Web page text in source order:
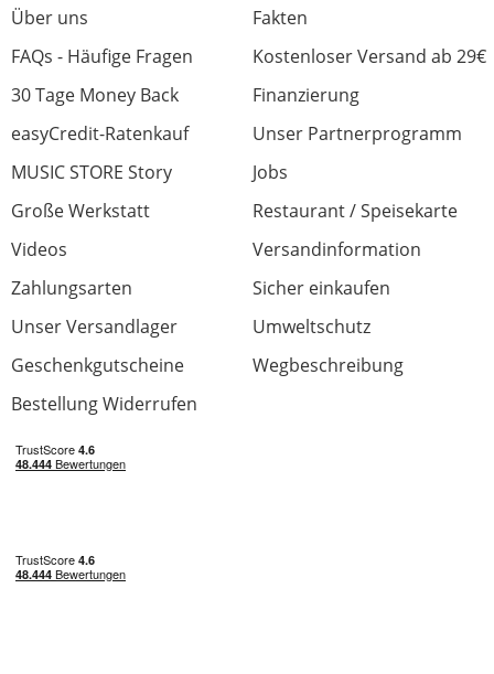
Über uns
Fakten
FAQs - Häufige Fragen
Kostenloser Versand ab 29€
30 Tage Money Back
Finanzierung
easyCredit-Ratenkauf
Unser Partnerprogramm
MUSIC STORE Story
Jobs
Große Werkstatt
Restaurant / Speisekarte
Videos
Versandinformation
Zahlungsarten
Sicher einkaufen
Unser Versandlager
Umweltschutz
Geschenkgutscheine
Wegbeschreibung
Bestellung Widerrufen